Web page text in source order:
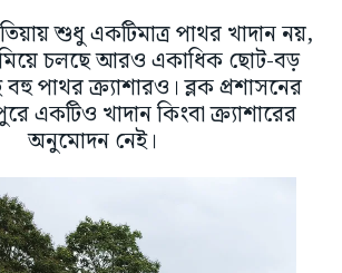
শুধু একটিমাত্র পাথর খাদান নয়,
চলছে আরও একাধিক ছোট-বড়
বহু পাথর ক্র্যাশারও। ব্লক প্রশাসনের
একটিও খাদান কিংবা ক্র্যাশারের
অনুমোদন নেই।